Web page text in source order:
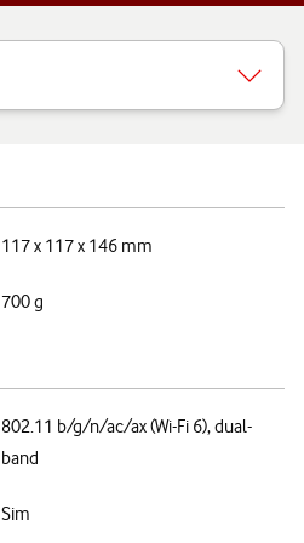
117 x 117 x 146 mm
700 g
802.11 b/g/n/ac/ax (Wi-Fi 6), dual-
band
Sim